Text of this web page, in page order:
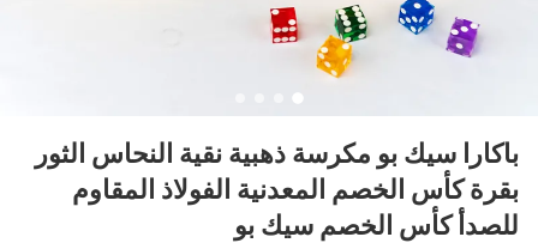
باكارا سيك بو مكرسة ذهبية نقية النحاس الثور
بقرة كأس الخصم المعدنية الفولاذ المقاوم
للصدأ كأس الخصم سيك بو